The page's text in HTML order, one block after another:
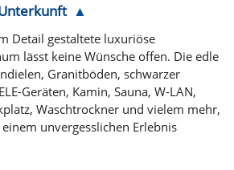
Detail gestaltete luxuriöse
lässt keine Wünsche offen. Die edle
Granitböden, schwarzer
Geräten, Kamin, Sauna, W-LAN,
Waschtrockner und vielem mehr,
unvergesslichen Erlebnis